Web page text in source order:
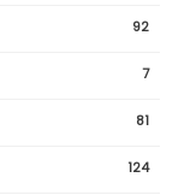
92
7
81
124